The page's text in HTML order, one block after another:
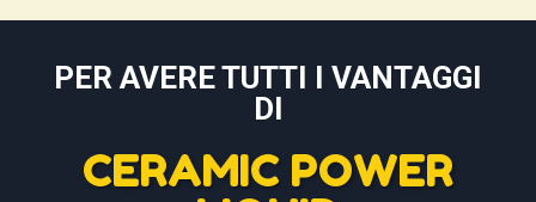
PER AVERE TUTTI I VANTAGGI
DI
CERAMIC POWER